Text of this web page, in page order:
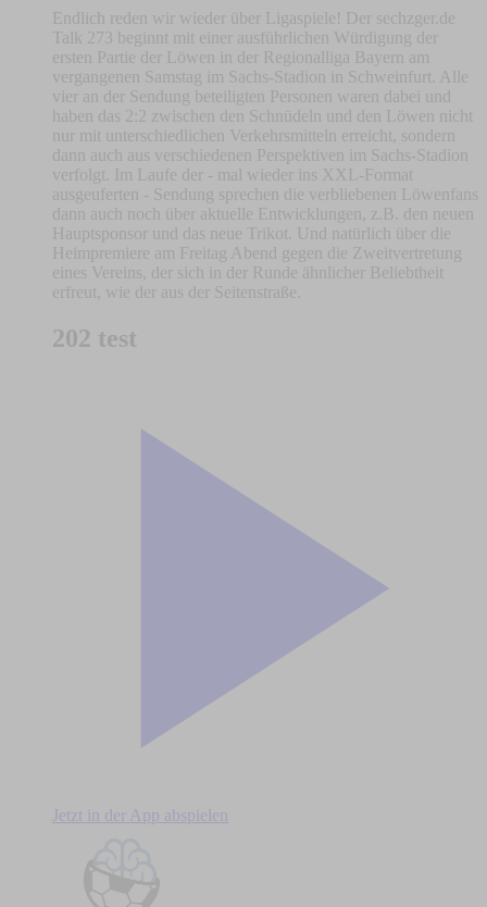
Endlich reden wir wieder über Ligaspiele! Der sechzger.de
Talk 273 beginnt mit einer ausführlichen Würdigung der
ersten Partie der Löwen in der Regionalliga Bayern am
vergangenen Samstag im Sachs-Stadion in Schweinfurt. Alle
vier an der Sendung beteiligten Personen waren dabei und
haben das 2:2 zwischen den Schnüdeln und den Löwen nicht
nur mit unterschiedlichen Verkehrsmitteln erreicht, sondern
dann auch aus verschiedenen Perspektiven im Sachs-Stadion
verfolgt. Im Laufe der - mal wieder ins XXL-Format
ausgeuferten - Sendung sprechen die verbliebenen Löwenfans
dann auch noch über aktuelle Entwicklungen, z.B. den neuen
Hauptsponsor und das neue Trikot. Und natürlich über die
Heimpremiere am Freitag Abend gegen die Zweitvertretung
eines Vereins, der sich in der Runde ähnlicher Beliebtheit
erfreut, wie der aus der Seitenstraße.
202 test
Jetzt in der App abspielen